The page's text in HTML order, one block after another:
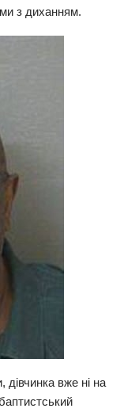
з диханням.
вже ні на